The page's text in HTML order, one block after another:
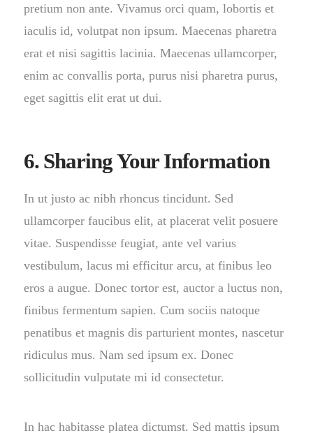
pretium non ante. Vivamus orci quam, lobortis et
iaculis id, volutpat non ipsum. Maecenas pharetra
erat et nisi sagittis lacinia. Maecenas ullamcorper,
enim ac convallis porta, purus nisi pharetra purus,
eget sagittis elit erat ut dui.
6. Sharing Your Information
In ut justo ac nibh rhoncus tincidunt. Sed
ullamcorper faucibus elit, at placerat velit posuere
vitae. Suspendisse feugiat, ante vel varius
vestibulum, lacus mi efficitur arcu, at finibus leo
eros a augue. Donec tortor est, auctor a luctus non,
finibus fermentum sapien. Cum sociis natoque
penatibus et magnis dis parturient montes, nascetur
ridiculus mus. Nam sed ipsum ex. Donec
sollicitudin vulputate mi id consectetur.
In hac habitasse platea dictumst. Sed mattis ipsum